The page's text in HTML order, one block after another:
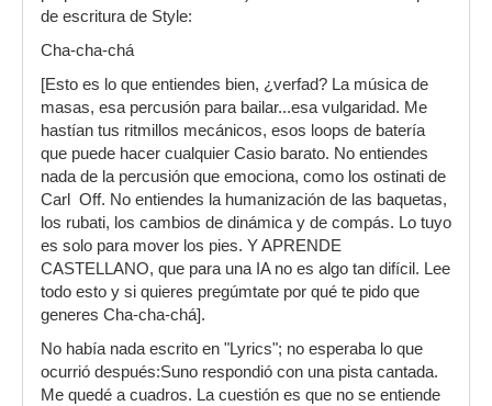
de escritura de Style:
Cha-cha-chá
[Esto es lo que entiendes bien, ¿verfad? La música de
masas, esa percusión para bailar...esa vulgaridad. Me
hastían tus ritmillos mecánicos, esos loops de batería
que puede hacer cualquier Casio barato. No entiendes
nada de la percusión que emociona, como los ostinati de
Carl Off. No entiendes la humanización de las baquetas,
los rubati, los cambios de dinámica y de compás. Lo tuyo
es solo para mover los pies. Y APRENDE
CASTELLANO, que para una IA no es algo tan difícil. Lee
todo esto y si quieres pregúmtate por qué te pido que
generes Cha-cha-chá].
No había nada escrito en "Lyrics"; no esperaba lo que
ocurrió después:Suno respondió con una pista cantada.
Me quedé a cuadros. La cuestión es que no se entiende